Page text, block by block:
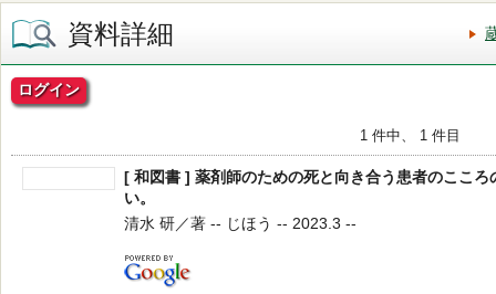
資料詳細
ログイン
1 件中、 1 件目
[ 和図書 ] 薬剤師のための死と向き合う患者のこころ
い。
清水 研／著 -- じほう -- 2023.3 --